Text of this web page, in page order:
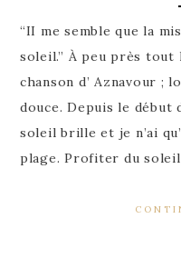
“II me semble que la
soleil.” À peu près tout
chanson d’ Aznavour ;
douce. Depuis le début
soleil brille et je n’ai
plage. Profiter du